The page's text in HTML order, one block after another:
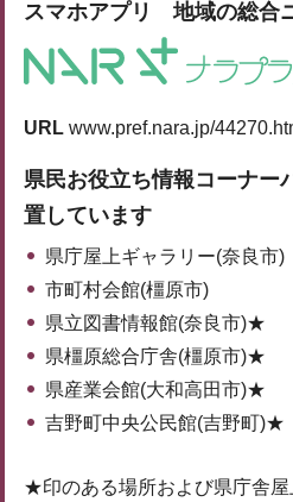
スマホアプリ 地域の総合
URL www.pref.nara.jp/
県民お役立ち情報コーナー
置しています
県庁屋上ギャラリー(奈良市)
市町村会館(橿原市)
県立図書情報館(奈良市)★
県橿原総合庁舎(橿原市)★
県産業会館(大和高田市)★
吉野町中央公民館(吉野町)★
★印のある場所および県庁舎